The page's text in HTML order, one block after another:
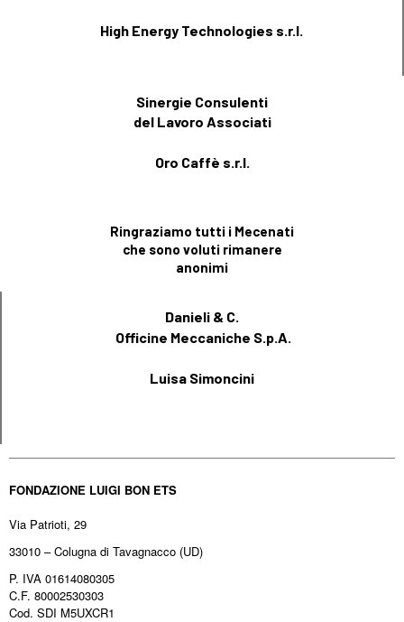
High Energy Technologies s.r.l.
Sinergie Consulenti
del Lavoro Associati
Oro Caffè s.r.l.
Ringraziamo tutti i Mecenati
che sono voluti rimanere
anonimi
Danieli & C.
Officine Meccaniche S.p.A.
Luisa Simoncini
FONDAZIONE LUIGI BON ETS
Via Patrioti, 29
33010 – Colugna di Tavagnacco (UD)
P. IVA 01614080305
C.F. 80002530303
Cod. SDI M5UXCR1